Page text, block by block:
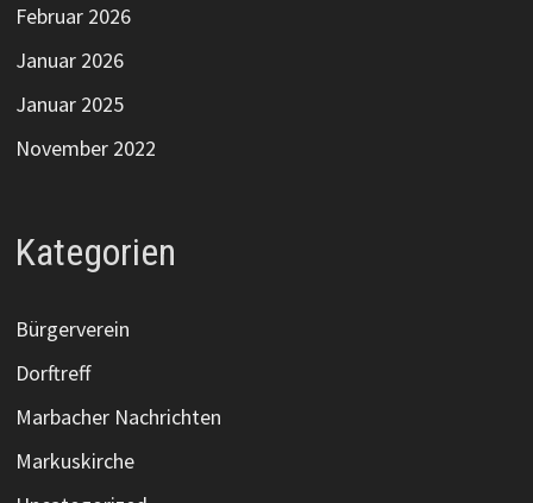
Februar 2026
Januar 2026
Januar 2025
November 2022
Kategorien
Bürgerverein
Dorftreff
Marbacher Nachrichten
Markuskirche